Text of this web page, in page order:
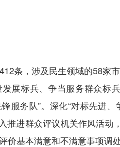
条，涉及民生领域的58家
展标兵、争当服务群众标
服务队”。深化“对标先进、
进群众评议机关作风活动
基本满意和不满意事项调处